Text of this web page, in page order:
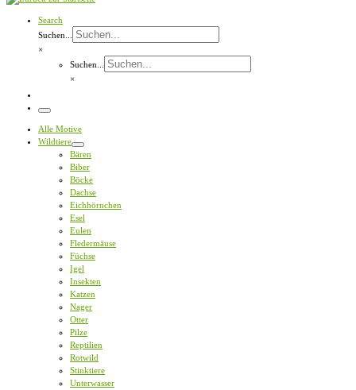
Search
Suchen...
×
Suchen...
×
Menü
Alle Motive
Wildtiere
Bären
Biber
Böcke
Dachse
Eichhörnchen
Esel
Eulen
Fledermäuse
Füchse
Igel
Insekten
Katzen
Nager
Otter
Pilze
Reptilien
Rotwild
Stinktiere
Unterwasser